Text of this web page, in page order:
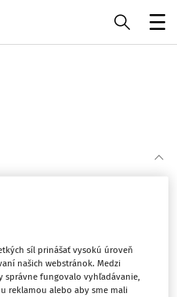
1
síl prinášať vysokú úroveň
našich webstránok. Medzi
správne fungovalo vyhľadávanie,
reklamou alebo aby sme mali